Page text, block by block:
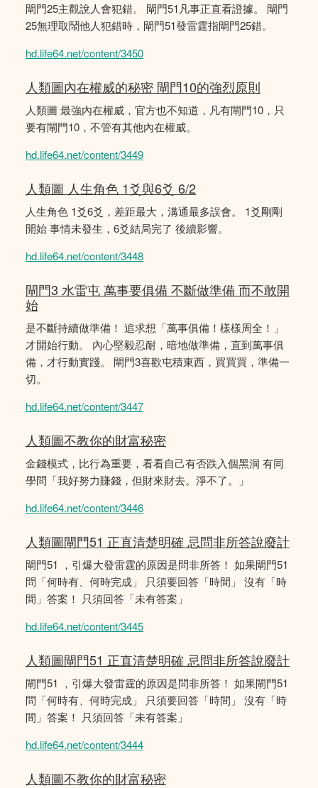
閘門25主觀說人會犯錯。 閘門51凡事正直看證據。 閘門
25無理取鬧他人犯錯時，閘門51發雷霆指閘門25錯。
hd.life64.net/content/3450
人類圖內在權威的秘密 閘門10的強烈原則
人類圖 最強內在權威，官方也不知道，凡有閘門10，只
要有閘門10，不管有其他內在權威。
hd.life64.net/content/3449
人類圖 人生角色 1爻與6爻 6/2
人生角色 1爻6爻，差距最大，溝通最多誤會。 1爻剛剛
開始 事情未發生，6爻結局完了 後續影響。
hd.life64.net/content/3448
閘門3 水雷屯 萬事要俱備 不斷做準備 而不敢開
始
是不斷持續做準備！ 追求想「萬事俱備！樣樣周全！」
才開始行動。 內心堅毅忍耐，暗地做準備，直到萬事俱
備，才行動實踐。 閘門3喜歡屯積東西，買買買，準備一
切。
hd.life64.net/content/3447
人類圖不教你的財富秘密
金錢模式，比行為重要，看看自己有否跌入個黑洞 有同
學問「我好努力賺錢，但財來財去。淨不了。」
hd.life64.net/content/3446
人類圖閘門51 正直清楚明確 忌問非所答說廢計
閘門51 ，引爆大發雷霆的原因是問非所答！ 如果閘門51
問「何時有、何時完成」 只須要回答「時間」 沒有「時
間」答案！ 只須回答「未有答案」
hd.life64.net/content/3445
人類圖閘門51 正直清楚明確 忌問非所答說廢計
閘門51 ，引爆大發雷霆的原因是問非所答！ 如果閘門51
問「何時有、何時完成」 只須要回答「時間」 沒有「時
間」答案！ 只須回答「未有答案」
hd.life64.net/content/3444
人類圖不教你的財富秘密